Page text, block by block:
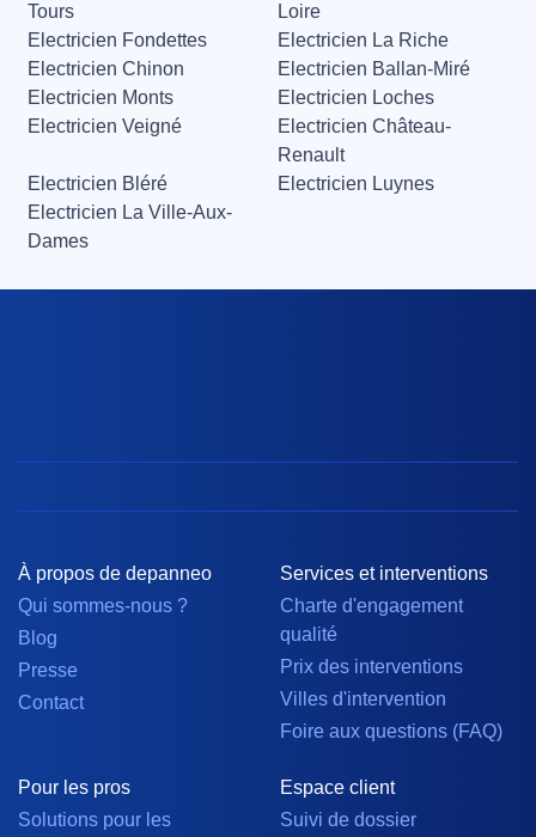
Tours
Loire
Electricien Fondettes
Electricien La Riche
Electricien Chinon
Electricien Ballan-Miré
Electricien Monts
Electricien Loches
Electricien Veigné
Electricien Château-
Renault
Electricien Bléré
Electricien Luynes
Electricien La Ville-Aux-
Dames
À propos de depanneo
Qui sommes-nous ?
Blog
Presse
Contact
Services et interventions
Charte d'engagement
qualité
Prix des interventions
Villes d'intervention
Foire aux questions (FAQ)
Pour les pros
Solutions pour les
Espace client
Suivi de dossier